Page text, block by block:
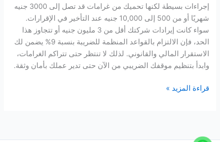
إجراءات بسيطة لكنها تحميك من غرامات قد تصل إلى 3000 جنيه
شهريًا أو من 500 إلى 10,000 جنيه عند التأخير في الإقرارات.
سواء كانت إيرادات شركتك أقل من 3 مليون جنيه أو تتجاوز هذا
الحد، فإن الالتزام بالقواعد المنظمة للضريبة بنسبة 9% يضمن لك
الاستقرار المالي والقانوني. لذلك لا تنتظر حتى تتراكم الغرامات،
وابدأ بتنظيم موقفك الضريبي من الآن حتى تدير عملك بأمان وثقة.
قراءة المزيد »